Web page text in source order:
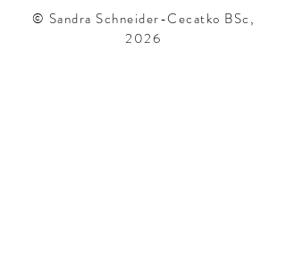
© Sandra Schneider-Cecatko BSc,
2026